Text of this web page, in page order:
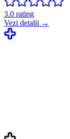
3.0 rating
Vezi detalii →